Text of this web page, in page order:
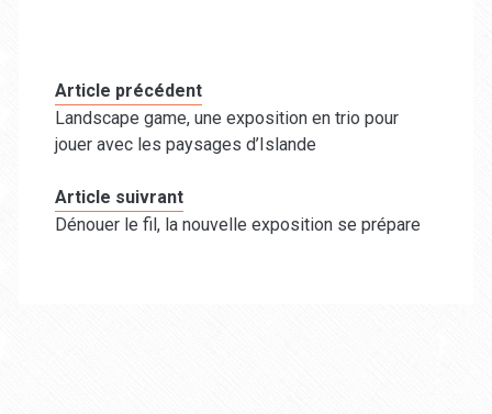
Article précédent
Landscape game, une exposition en trio pour
jouer avec les paysages d’Islande
Article suivrant
Dénouer le fil, la nouvelle exposition se prépare